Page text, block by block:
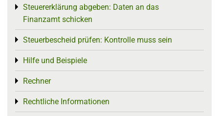
Steuererklärung abgeben: Daten an das
Finanzamt schicken
Toggle menu
Steuerbescheid prüfen: Kontrolle muss sein
Toggle menu
Hilfe und Beispiele
Toggle menu
Rechner
Toggle menu
Rechtliche Informationen
Toggle menu